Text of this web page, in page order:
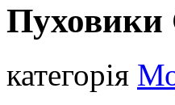
Пуховики
категорія